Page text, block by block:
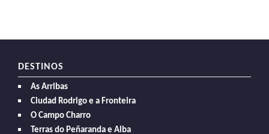
DESTINOS
As Arribas
Ciudad Rodrigo e a Fronteira
O Campo Charro
Terras do Peñaranda e Alba